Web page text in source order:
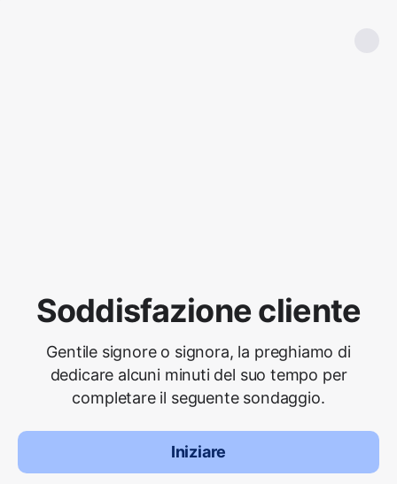
Soddisfazione cliente
Gentile signore o signora, la preghiamo di
dedicare alcuni minuti del suo tempo per
completare il seguente sondaggio.
Iniziare